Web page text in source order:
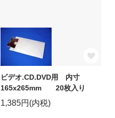
ビデオ.CD.DVD用 内寸
165x265mm 20枚入り
1,385円(内税)